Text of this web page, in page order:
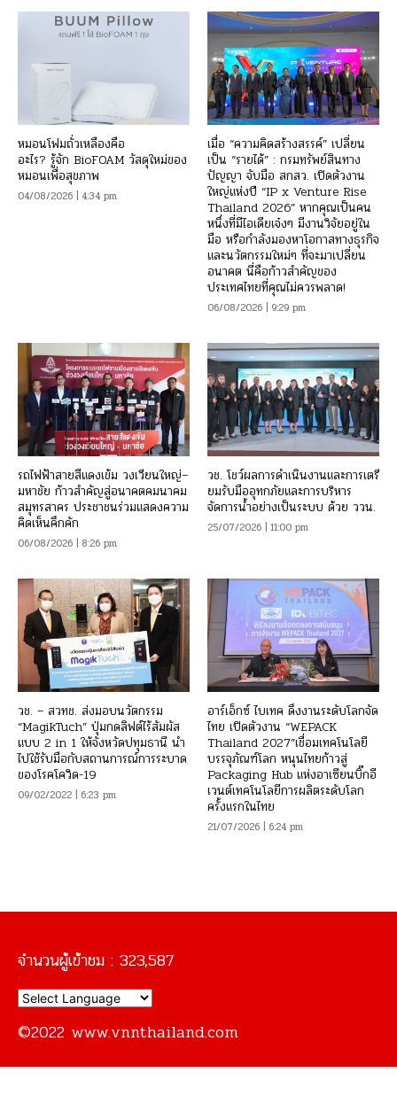
หมอนโฟมถั่วเหลืองคือ
อะไร? รู้จัก BioFOAM วัสดุใหม่ของ
หมอนเพื่อสุขภาพ
04/08/2026 | 4:34 pm
เมื่อ “ความคิดสร้างสรรค์” เปลี่ยน
เป็น “รายได้” : กรมทรัพย์สินทาง
ปัญญา จับมือ สกสว. เปิดตัวงาน
ใหญ่แห่งปี “IP x Venture Rise
Thailand 2026” หากคุณเป็นคน
หนึ่งที่มีไอเดียเจ๋งๆ มีงานวิจัยอยู่ใน
มือ หรือกำลังมองหาโอกาสทางธุรกิจ
และนวัตกรรมใหม่ๆ ที่จะมาเปลี่ยน
อนาคต นี่คือก้าวสำคัญของ
ประเทศไทยที่คุณไม่ควรพลาด!
06/08/2026 | 9:29 pm
รถไฟฟ้าสายสีแดงเข้ม วงเวียนใหญ่–
มหาชัย ก้าวสำคัญสู่อนาคตคมนาคม
สมุทรสาคร ประชาชนร่วมแสดงความ
คิดเห็นคึกคัก
06/08/2026 | 8:26 pm
วช. โชว์ผลการดำเนินงานและการเตรี
ยมรับมืออุทกภัยและการบริหาร
จัดการน้ำอย่างเป็นระบบ ด้วย ววน.
25/07/2026 | 11:00 pm
วช. – สวทช. ส่งมอบนวัตกรรม
“MagikTuch” ปุ่มกดลิฟต์ไร้สัมผัส
แบบ 2 in 1 ให้จังหวัดปทุมธานี นำ
ไปใช้รับมือกับสถานการณ์การระบาด
ของโรคโควิด-19
09/02/2022 | 6:23 pm
อาร์เอ็กซ์ ไบเทค ดึงงานระดับโลกจัด
ไทย เปิดตัวงาน “WEPACK
Thailand 2027”เชื่อมเทคโนโลยี
บรรจุภัณฑ์โลก หนุนไทยก้าวสู่
Packaging Hub แห่งอาเซียนบิ๊กอี
เวนต์เทคโนโลยีการผลิตระดับโลก
ครั้งแรกในไทย
21/07/2026 | 6:24 pm
จำนวนผู้เข้าชม : 323,587
©2022 www.vnnthailand.com